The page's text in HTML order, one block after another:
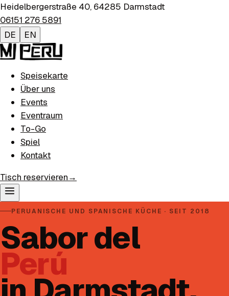
Heidelbergerstraße 40, 64285 Darmstadt
06151 276 5891
DE
EN
Speisekarte
Über uns
Events
Eventraum
To-Go
Spiel
Kontakt
Tisch reservieren→
PERUANISCHE UND SPANISCHE KÜCHE · SEIT 2018
Sabor del
Perú